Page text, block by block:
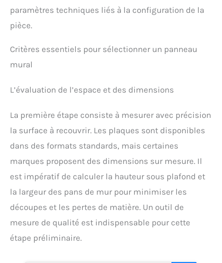
paramètres techniques liés à la configuration de la
pièce.
Critères essentiels pour sélectionner un panneau
mural
L’évaluation de l’espace et des dimensions
La première étape consiste à mesurer avec précision
la surface à recouvrir. Les plaques sont disponibles
dans des formats standards, mais certaines
marques proposent des dimensions sur mesure. Il
est impératif de calculer la hauteur sous plafond et
la largeur des pans de mur pour minimiser les
découpes et les pertes de matière. Un outil de
mesure de qualité est indispensable pour cette
étape préliminaire.